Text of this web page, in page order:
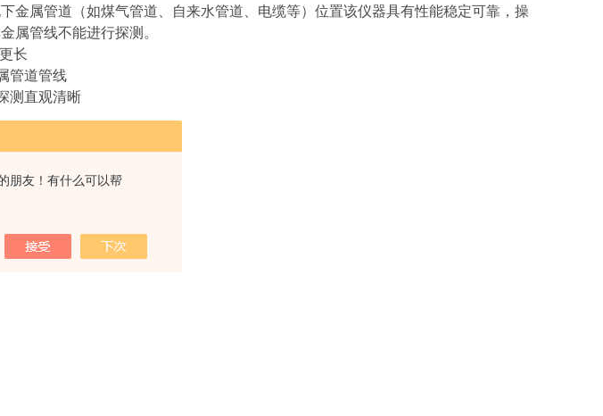
朋友！有什么可以帮
金属管道（如煤气管道、自来水管道、电缆等）位置该仪器具有性能稳定可靠，操
属管线不能进行探测。
长
管道管线
测直观清晰